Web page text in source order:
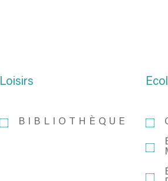
Loisirs
BIBLIOTHÈQUE